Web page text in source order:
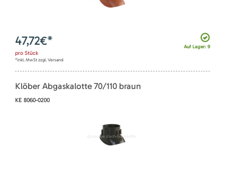
Auf Lager: 9
47,72€*
pro Stück
*inkl. MwSt zzgl. Versand
Klöber Abgaskalotte 70/110 braun
KE 8060-0200